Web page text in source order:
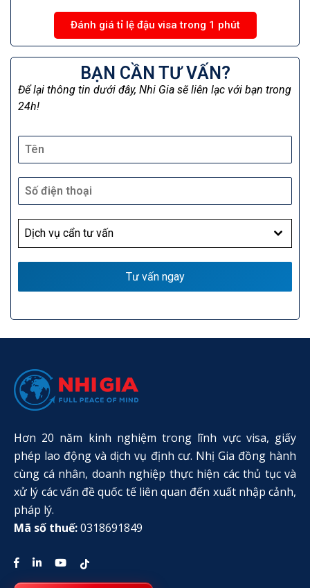
Đánh giá tỉ lệ đậu visa trong 1 phút
BẠN CẦN TƯ VẤN?
Để lại thông tin dưới đây, Nhi Gia sẽ liên lạc với bạn trong
24h!
Dịch vụ cẩn tư vấn
Tư vấn ngay
Hơn 20 năm kinh nghiệm trong lĩnh vực visa, giấy
phép lao động và dịch vụ định cư. Nhị Gia đồng hành
cùng cá nhân, doanh nghiệp thực hiện các thủ tục và
xử lý các vấn đề quốc tế liên quan đến xuất nhập cảnh,
pháp lý.
Mã số thuế:0318691849